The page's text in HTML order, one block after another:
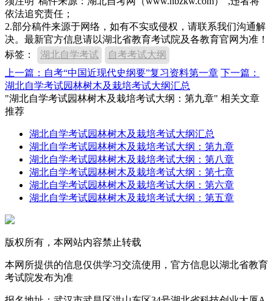
依法追究责任；
2.部分稿件来源于网络，如有不实或侵权，请联系我们沟通解
决。最新官方信息请以湖北省教育考试院及各教育官网为准！
标签：
湖北自学考试
自考考试大纲
上一篇：自考“中国近现代史纲要”复习资料第一章 下一篇：
湖北自学考试园林树木及栽培考试大纲汇总
"湖北自学考试园林树木及栽培考试大纲：第九章" 相关文章
推荐
湖北自学考试园林树木及栽培考试大纲汇总
湖北自学考试园林树木及栽培考试大纲：第九章
湖北自学考试园林树木及栽培考试大纲：第八章
湖北自学考试园林树木及栽培考试大纲：第七章
湖北自学考试园林树木及栽培考试大纲：第六章
湖北自学考试园林树木及栽培考试大纲：第五章
版权所有，本网站内容禁止转载
本网所提供的信息仅供学习交流使用，官方信息以湖北省教育
考试院发布为准